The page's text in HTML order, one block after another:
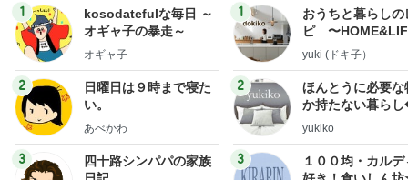
1
kosodatefulな毎日 ～
オギャ子の暴走～
オギャ子
2
日曜日は９時まで寝た
い。
あべかわ
3
四十路シンパパの家族
1
おうちと暮らしの
ピ 〜
yuki (ドキ子）
2
ほんとうに必要な
か持たない暮ら
ep Life Simple◆
yukiko
3
１００均・カルデ